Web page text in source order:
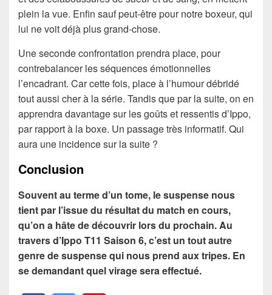
plein la vue. Enfin sauf peut-être pour notre boxeur, qui
lui ne voit déjà plus grand-chose.
Une seconde confrontation prendra place, pour
contrebalancer les séquences émotionnelles
l’encadrant. Car cette fois, place à l’humour débridé
tout aussi cher à la série. Tandis que par la suite, on en
apprendra davantage sur les goûts et ressentis d’Ippo,
par rapport à la boxe. Un passage très informatif. Qui
aura une incidence sur la suite ?
Conclusion
Souvent au terme d’un tome, le suspense nous
tient par l’issue du résultat du match en cours,
qu’on a hâte de découvrir lors du prochain. Au
travers d’Ippo T11 Saison 6, c’est un tout autre
genre de suspense qui nous prend aux tripes. En
se demandant quel virage sera effectué.